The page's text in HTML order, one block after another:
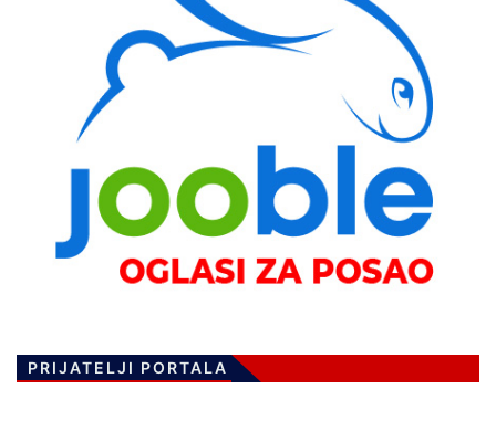
PRIJATELJI PORTALA